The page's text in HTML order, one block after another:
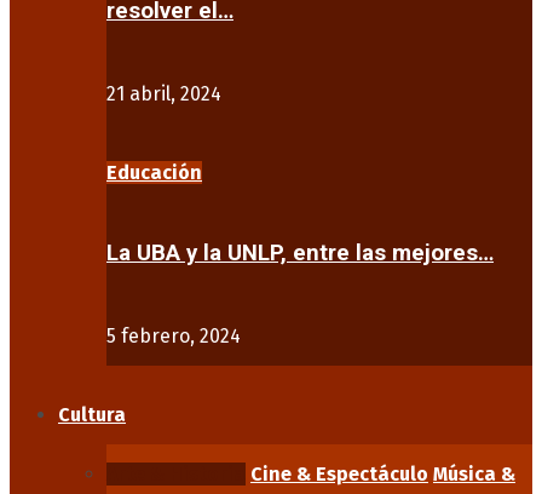
resolver el…
21 abril, 2024
Educación
La UBA y la UNLP, entre las mejores…
5 febrero, 2024
Cultura
Cine & Espectáculo Música &